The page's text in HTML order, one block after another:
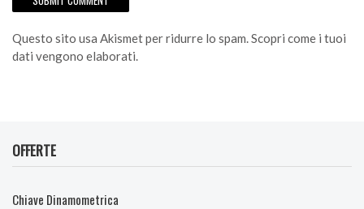
Questo sito usa Akismet per ridurre lo spam.Scopri come i tuoi
dati vengono elaborati.
OFFERTE
Chiave Dinamometrica